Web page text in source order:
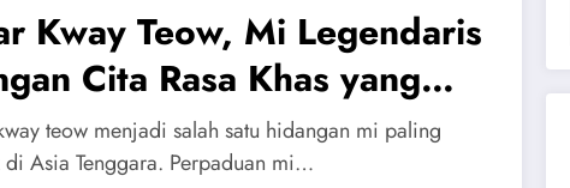
Kway Teow, Mi Legendaris
Cita Rasa Khas yang
Dilupakan
teow menjadi salah satu hidangan mi paling
Asia Tenggara. Perpaduan mi…